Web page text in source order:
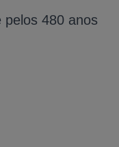
pelos 480 anos